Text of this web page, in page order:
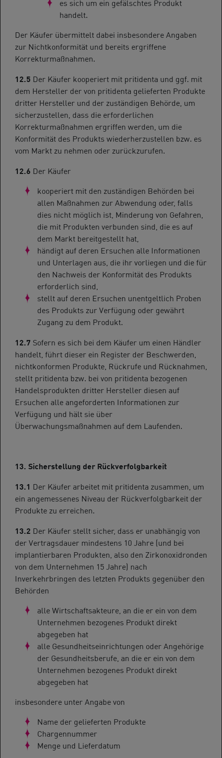
es sich um ein gefälschtes Produkt
handelt.
Der Käufer übermittelt dabei insbesondere Angaben
zur Nichtkonformität und bereits ergriffene
Korrekturmaßnahmen.
12.5 Der Käufer kooperiert mit pritidenta und ggf. mit
dem Hersteller der von pritidenta gelieferten Produkte
dritter Hersteller und der zuständigen Behörde, um
sicherzustellen, dass die erforderlichen
Korrekturmaßnahmen ergriffen werden, um die
Konformität des Produkts wiederherzustellen bzw. es
vom Markt zu nehmen oder zurückzurufen.
12.6 Der Käufer
kooperiert mit den zuständigen Behörden bei
allen Maßnahmen zur Abwendung oder, falls
dies nicht möglich ist, Minderung von Gefahren,
die mit Produkten verbunden sind, die es auf
dem Markt bereitgestellt hat,
händigt auf deren Ersuchen alle Informationen
und Unterlagen aus, die ihr vorliegen und die für
den Nachweis der Konformität des Produkts
erforderlich sind,
stellt auf deren Ersuchen unentgeltlich Proben
des Produkts zur Verfügung oder gewährt
Zugang zu dem Produkt.
12.7 Sofern es sich bei dem Käufer um einen Händler
handelt, führt dieser ein Register der Beschwerden,
nichtkonformen Produkte, Rückrufe und Rücknahmen,
stellt pritidenta bzw. bei von pritidenta bezogenen
Handelsprodukten dritter Hersteller diesen auf
Ersuchen alle angeforderten Informationen zur
Verfügung und hält sie über
Überwachungsmaßnahmen auf dem Laufenden.
13. Sicherstellung der Rückverfolgbarkeit
13.1 Der Käufer arbeitet mit pritidenta zusammen, um
ein angemessenes Niveau der Rückverfolgbarkeit der
Produkte zu erreichen.
13.2 Der Käufer stellt sicher, dass er unabhängig von
der Vertragsdauer mindestens 10 Jahre (und bei
implantierbaren Produkten, also den Zirkonoxidronden
von dem Unternehmen 15 Jahre) nach
Inverkehrbringen des letzten Produkts gegenüber den
Behörden
alle Wirtschaftsakteure, an die er ein von dem
Unternehmen bezogenes Produkt direkt
abgegeben hat
alle Gesundheitseinrichtungen oder Angehörige
der Gesundheitsberufe, an die er ein von dem
Unternehmen bezogenes Produkt direkt
abgegeben hat
insbesondere unter Angabe von
Name der gelieferten Produkte
Chargennummer
Menge und Lieferdatum